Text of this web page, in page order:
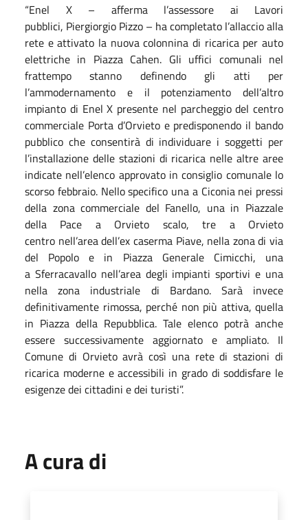
“Enel X – afferma l’assessore ai Lavori
pubblici, Piergiorgio Pizzo – ha completato l’allaccio alla
rete e attivato la nuova colonnina di ricarica per auto
elettriche in Piazza Cahen. Gli uffici comunali nel
frattempo stanno definendo gli atti per
l’ammodernamento e il potenziamento dell’altro
impianto di Enel X presente nel parcheggio del centro
commerciale Porta d’Orvieto e predisponendo il bando
pubblico che consentirà di individuare i soggetti per
l’installazione delle stazioni di ricarica nelle altre aree
indicate nell’elenco approvato in consiglio comunale lo
scorso febbraio. Nello specifico una a Ciconia nei pressi
della zona commerciale del Fanello, una in Piazzale
della Pace a Orvieto scalo, tre a Orvieto
centro nell’area dell’ex caserma Piave, nella zona di via
del Popolo e in Piazza Generale Cimicchi, una
a Sferracavallo nell’area degli impianti sportivi e una
nella zona industriale di Bardano. Sarà invece
definitivamente rimossa, perché non più attiva, quella
in Piazza della Repubblica. Tale elenco potrà anche
essere successivamente aggiornato e ampliato. Il
Comune di Orvieto avrà così una rete di stazioni di
ricarica moderne e accessibili in grado di soddisfare le
esigenze dei cittadini e dei turisti”.
A cura di